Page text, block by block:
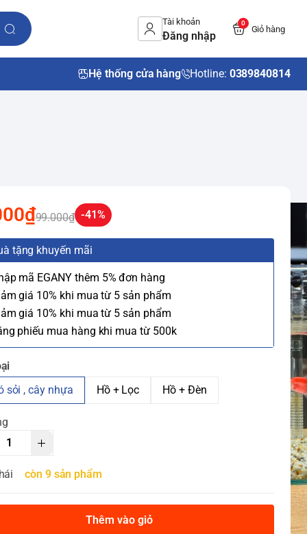
Tài khoản
Đăng nhập
0
Giỏ hàng
Hệ thống cửa hàng Hotline: 0389840814
99.000₫ -41%
tặng khuyến mãi
mã EGANY thêm 5% đơn hàng
giá 10% khi mua từ 5 sản phẩm
giá 10% khi mua từ 5 sản phẩm
phiếu mua hàng khi mua từ 500k
sỏi , cây nhựa
Hồ + Lọc Hồ + Đèn
còn 9 sản phẩm
Thêm vào giỏ